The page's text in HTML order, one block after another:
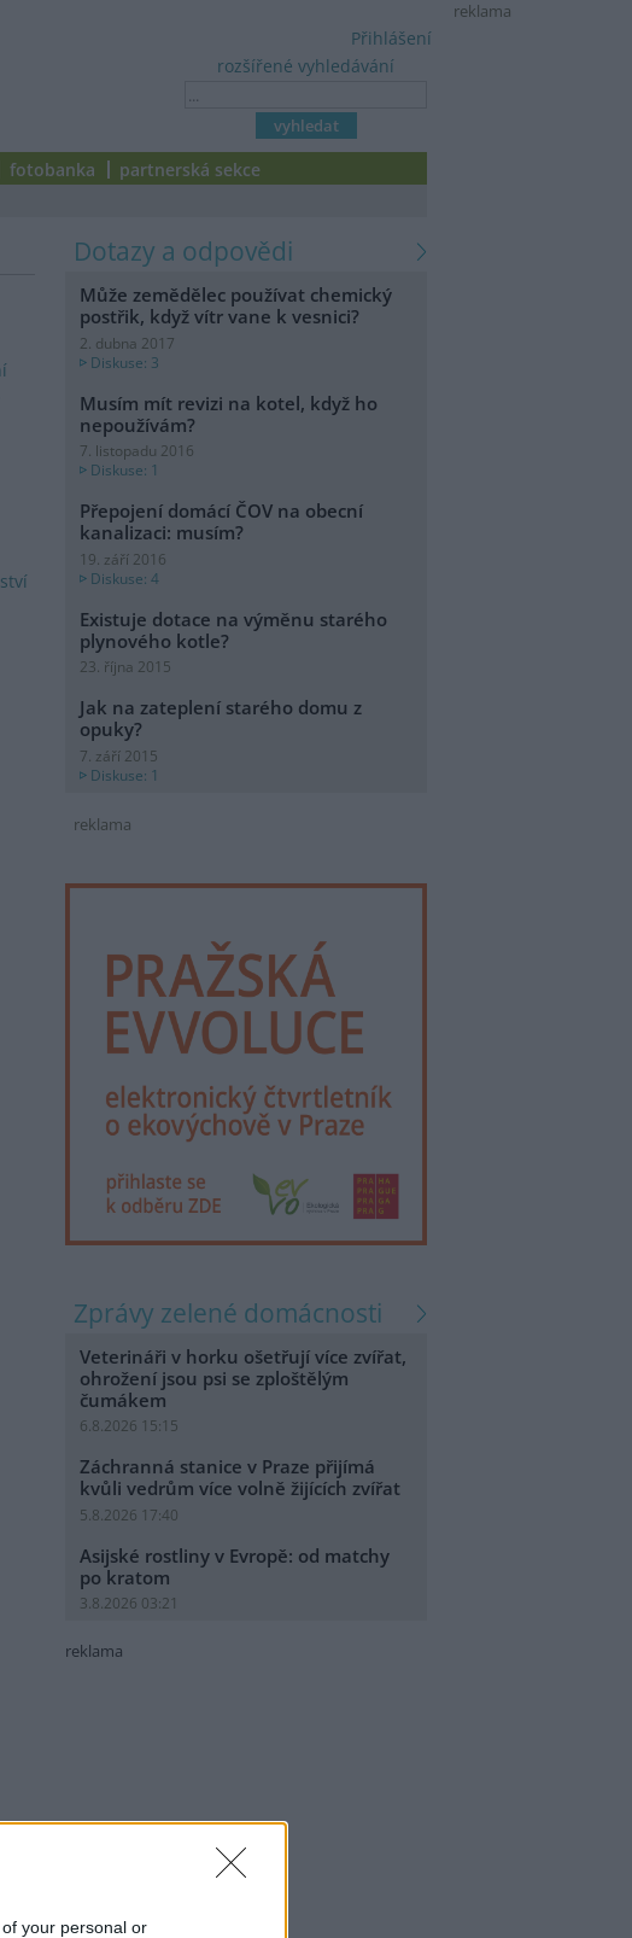
your personal or
reklama
rozšířené vyhledávání
Přihlášení
fotobanka partnerská sekce
dotazy a odpovědi
Může zemědělec používat chemický
postřik, když vítr vane k vesnici?
2. dubna 2017
Diskuse: 3
Musím mít revizi na kotel, když ho
nepoužívám?
7. listopadu 2016
Diskuse: 1
Přepojení domácí ČOV na obecní
kanalizaci: musím?
19. září 2016
Diskuse: 4
Existuje dotace na výměnu starého
plynového kotle?
23. října 2015
Jak na zateplení starého domu z
opuky?
7. září 2015
Diskuse: 1
reklama
zprávy zelené domácnosti
Veterináři v horku ošetřují více zvířat,
ohrožení jsou psi se zploštělým
čumákem
6.8.2026 15:15
Záchranná stanice v Praze přijímá
kvůli vedrům více volně žijících zvířat
5.8.2026 17:40
Asijské rostliny v Evropě: od matchy
po kratom
3.8.2026 03:21
reklama